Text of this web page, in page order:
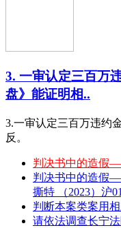
3. 一审认定三百万
盘》能证明相..
3.一审认定三百万违约
反。
判决书中的造假
判决书中的造假
撕特 （2023）沪
判断本案类案用
请依法调查长宁